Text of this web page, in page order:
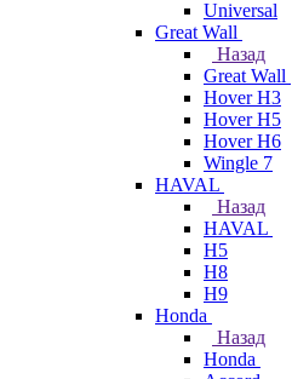
Universal
Great Wall
Назад
Great Wall
Hover H3
Hover H5
Hover H6
Wingle 7
HAVAL
Назад
HAVAL
H5
H8
H9
Honda
Назад
Honda